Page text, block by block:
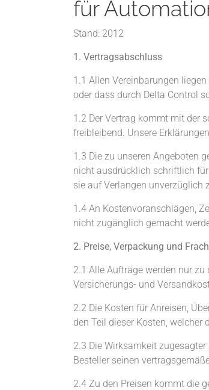
für
Stand: 2012
1. Vertragsabschluss
1.1 Allen Vereinbarungen
oder dass durch Delta Control
1.2 Der Vertrag kommt mit der
freibleibend. Unsere
1.3 Die zu unseren Angeboten
nicht ausdrücklich schriftlich
sie auf Verlangen unverzüglich
1.4 An Kostenvoranschlägen,
nicht zugänglich gemacht
2. Preise, Verpackung und
2.1 Alle Aufträge werden nur
Versicherungs- und
2.2 Die Kosten für Anreisen,
den Teil dieser Kosten,
2.3 Die Wirksamkeit
Besteller seinen
2.4 Zu den Preisen kommt die